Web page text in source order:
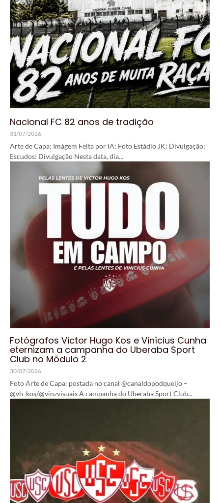
Nacional FC 82 anos de tradição
31/07/2026
Arte de Capa: Imágem Feita por IA; Foto Estádio JK: Divulgação;
Escudos: Divulgação Nesta data, dia...
Fotógrafos Victor Hugo Kos e Vinícius Cunha
eternizam a campanha do Uberaba Sport
Club no Módulo 2
30/07/2026
Foto Arte de Capa: postada no canal @canaldopodqueijo –
@vh_kos/@vinzvisuais A campanha do Uberaba Sport Club...